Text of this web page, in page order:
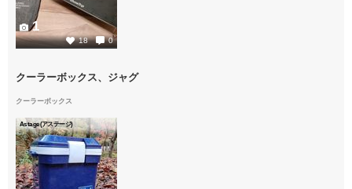
18 0
1
クーラーボックス、ジャグ
クーラーボックス
Astage(アステージ)